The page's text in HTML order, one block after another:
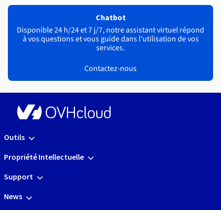
Chatbot
Disponible 24 h/24 et 7 j/7, notre assistant virtuel répond
à vos questions et vous guide dans l'utilisation de vos
services.
Contactez-nous
Outils
Propriété Intellectuelle
Support
News